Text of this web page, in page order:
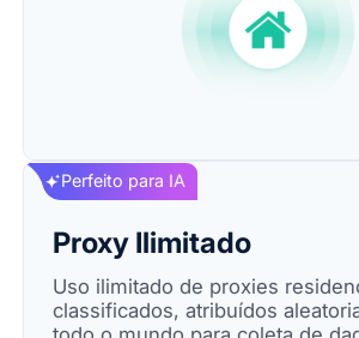
Perfeito para IA
Proxy Ilimitado
Uso ilimitado de proxies
classificados, atribuídos